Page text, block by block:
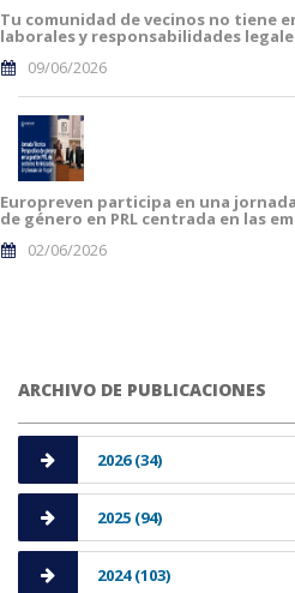
Tu comunidad de vecinos no tiene
laborales y responsabilidades
09/06/2026
Europreven participa en una
de género en PRL centrada en las
02/06/2026
ARCHIVO DE PUBLICACIONES
2026 (34)
2025 (94)
2024 (103)